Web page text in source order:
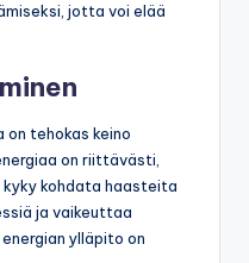
jotta voi elää
on tehokas keino
on riittävästi,
kohdata haasteita
ja vaikeuttaa
ylläpito on